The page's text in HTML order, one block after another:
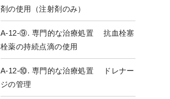
剤の使用（注射剤のみ）
A-12-⑨. 専門的な治療処置 抗血栓塞
栓薬の持続点滴の使用
A-12-⑩. 専門的な治療処置 ドレナー
ジの管理